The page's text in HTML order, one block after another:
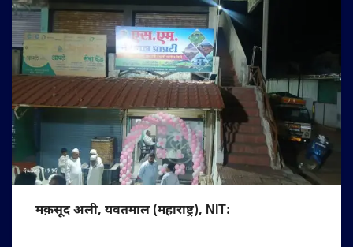
मक़सूद अली, यवतमाल (महाराष्ट्र), NIT: